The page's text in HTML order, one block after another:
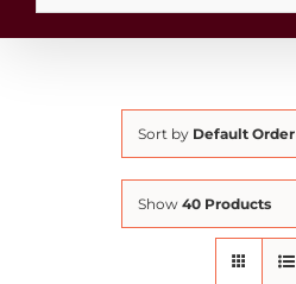
Sort by Default Order
Show 40 Products